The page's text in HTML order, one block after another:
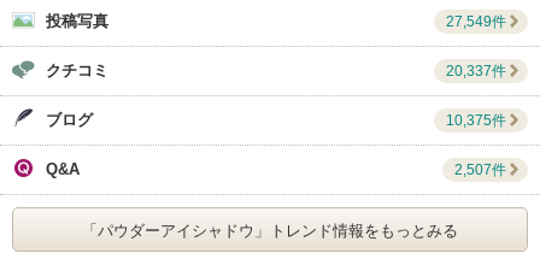
投稿写真 27,549件
クチコミ 20,337件
ブログ 10,375件
Q&A 2,507件
「パウダーアイシャドウ」 トレンド情報をもっとみる